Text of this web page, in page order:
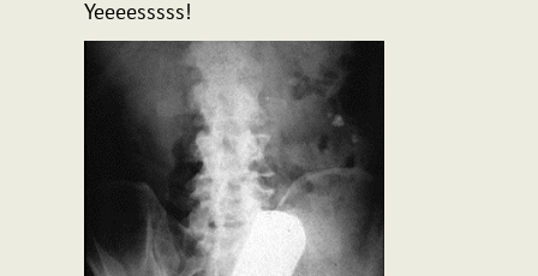
Yeeeesssss!